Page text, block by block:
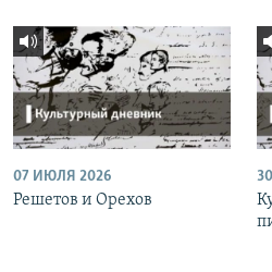
07 ИЮЛЯ 2026
Решетов и Орехов